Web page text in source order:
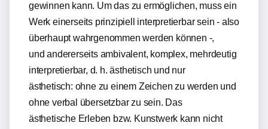
gewinnen kann. Um das zu ermöglichen, muss ein
Werk einerseits prinzipiell interpretierbar sein - also
überhaupt wahrgenommen werden können -,
und andererseits ambivalent, komplex, mehrdeutig
interpretierbar, d. h. ästhetisch und nur
ästhetisch: ohne zu einem Zeichen zu werden und
ohne verbal übersetzbar zu sein. Das
ästhetische Erleben bzw. Kunstwerk kann nicht